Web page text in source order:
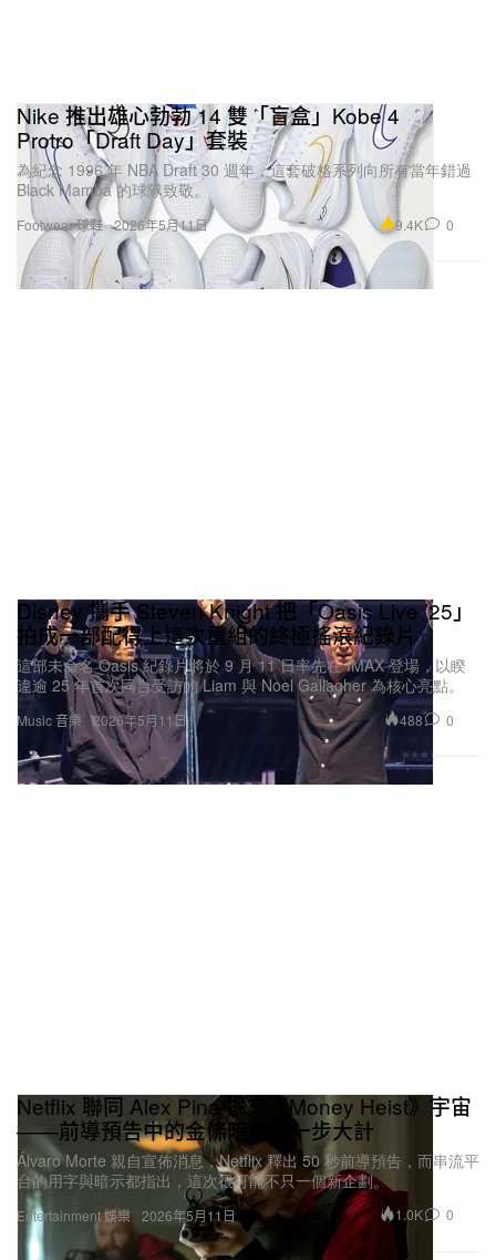
Footwear 球鞋
Nike 推出雄心勃勃 14 雙「盲盒」Kobe 4
Protro「Draft Day」套裝
為紀念 1996 年 NBA Draft 30 週年，這套破格系列向所有當年錯過
Black Mamba 的球隊致敬。
2026年5月11日 9.4K 0
Music 音樂
Disney 攜手 Steven Knight 把「Oasis Live ’25」
拍成一部配得上這次重組的終極搖滾紀錄片
這部未命名 Oasis 紀錄片將於 9 月 11 日率先在 IMAX 登場，以睽
違逾 25 年首次同台受訪的 Liam 與 Noel Gallagher 為核心亮點。
2026年5月11日 488 0
Entertainment 娛樂
Netflix 聯同 Alex Pina 擴充《Money Heist》宇宙
——前導預告中的金條暗示下一步大計
Álvaro Morte 親自宣佈消息，Netflix 釋出 50 秒前導預告，而串流平
台的用字與暗示都指出，這次很可能不只一個新企劃。
2026年5月11日 1.0K 0